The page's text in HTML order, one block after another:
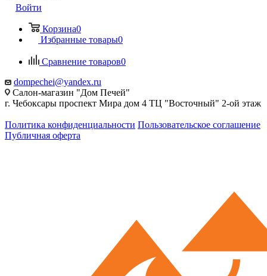
Войти
Корзина0
Избранные товары0
Сравнение товаров0
dompechei@yandex.ru
Салон-магазин "Дом Печей"
г. Чебоксары проспект Мира дом 4 ТЦ "Восточный" 2-ой этаж
Политика конфиденциальности Пользовательское соглашение
Публичная оферта